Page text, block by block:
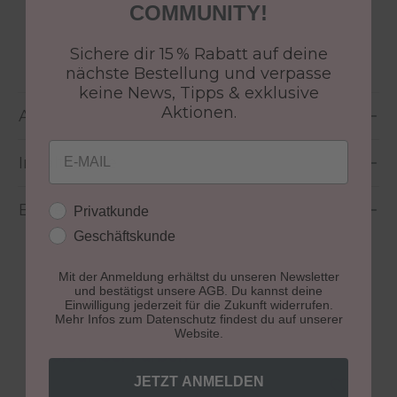
Größe: 5 ml
Anwendung
Inhaltsstoffe
Bewertungen
Colour Gel Farben
COMMUNITY!
Sichere dir 15 % Rabatt auf deine
nächste Bestellung und verpasse
keine News, Tipps & exklusive
Aktionen.
Email
Kundengruppe
Privatkunde
Geschäftskunde
Mit der Anmeldung erhältst du unseren Newsletter
und bestätigst unsere AGB. Du kannst deine
Einwilligung jederzeit für die Zukunft widerrufen.
Mehr Infos zum Datenschutz findest du auf unserer
Website.
JETZT ANMELDEN